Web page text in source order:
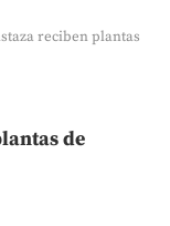
reciben plantas
de